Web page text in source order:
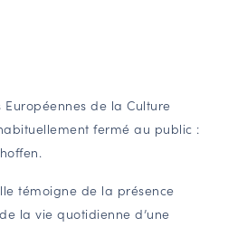
« ACTEURS »
de la Région Grand Est
Européennes de la Culture
fermé au public :
témoigne de la présence
la vie quotidienne d’une